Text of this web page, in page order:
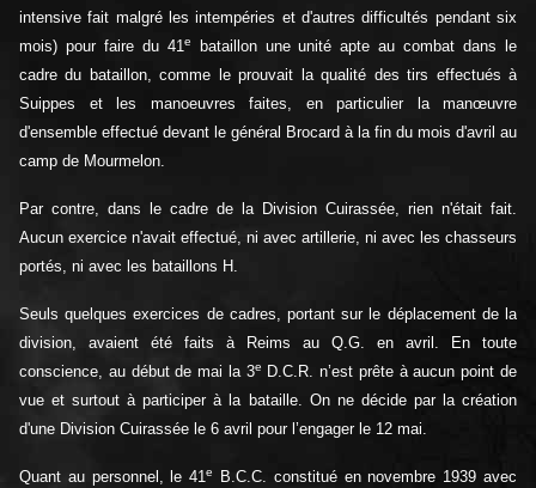
intensive fait malgré les intempéries et d'autres difficultés pendant six
mois) pour faire du 41e
bataillon une unité apte au combat dans le
cadre du bataillon, comme le prouvait la qualité des tirs effectués à
Suippes et les manoeuvres faites, en particulier la manœuvre
d'ensemble effectué devant le général Brocard à la fin du mois d'avril au
camp de Mourmelon.
Par contre, dans le cadre de la Division Cuirassée, rien n'était fait.
Aucun exercice n'avait effectué, ni avec artillerie, ni avec les chasseurs
portés, ni avec les bataillons H.
Seuls quelques exercices de cadres, portant sur le déplacement de la
division, avaient été faits à Reims au Q.G. en avril. En toute
conscience, au début de mai la 3e
D.C.R. n’est prête à aucun point de
vue et surtout à participer à la bataille. On ne décide par la création
d'une Division Cuirassée le 6 avril pour l’engager le 12 mai.
Quant au personnel, le 41e
B.C.C. constitué en novembre 1939 avec